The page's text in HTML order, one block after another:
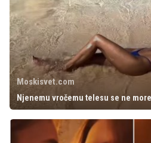
Moskisvet.com
Njenemu vročemu telesu se ne